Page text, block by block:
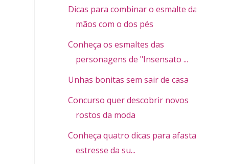
Dicas para combinar o esmalte das
mãos com o dos pés
Conheça os esmaltes das
personagens de "Insensato ...
Unhas bonitas sem sair de casa
Concurso quer descobrir novos
rostos da moda
Conheça quatro dicas para afastar o
estresse da su...